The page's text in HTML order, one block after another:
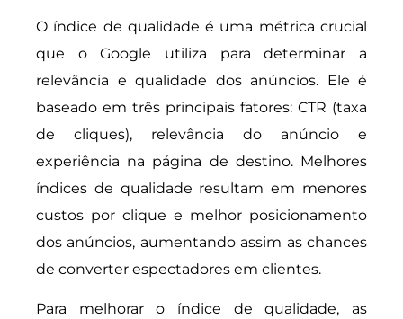
O índice de qualidade é uma métrica crucial
que o Google utiliza para determinar a
relevância e qualidade dos anúncios. Ele é
baseado em três principais fatores: CTR (taxa
de cliques), relevância do anúncio e
experiência na página de destino. Melhores
índices de qualidade resultam em menores
custos por clique e melhor posicionamento
dos anúncios, aumentando assim as chances
de converter espectadores em clientes.
Para melhorar o índice de qualidade, as